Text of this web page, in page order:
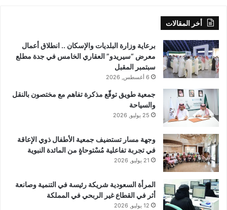
أخر المقالات
برعاية وزارة البلديات والإسكان .. انطلاق أعمال
معرض “سيريدو” العقاري الخامس في جدة مطلع
سبتمبر المقبل
6 أغسطس, 2026
جمعية طويق توقّع مذكرة تفاهم مع مختصون بالنقل
والسياحة
25 يوليو, 2026
وجهة مسار تستضيف جمعية الأطفال ذوي الإعاقة
في تجربة تفاعلية مُسْتوحاةٍ من المائدة النبوية
21 يوليو, 2026
المرأة السعودية شريكة رئيسة في التنمية وصانعة
أثر في القطاع غير الربحي في المملكة
12 يوليو, 2026